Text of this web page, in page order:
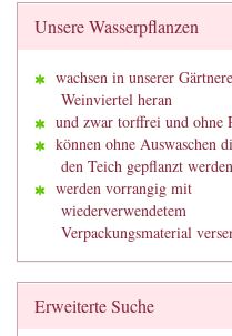
Unsere Wasserpflanzen
wachsen in unserer
Weinviertel heran
und zwar torffrei und ohne
können ohne Auswaschen
den Teich gepflanzt werden
werden vorrangig mit
wiederverwendetem
Verpackungsmaterial
Erweiterte Suche